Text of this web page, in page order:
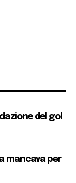
del gol
mancava per